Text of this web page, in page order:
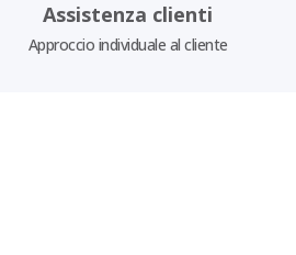
Assistenza clienti
Approccio individuale al cliente